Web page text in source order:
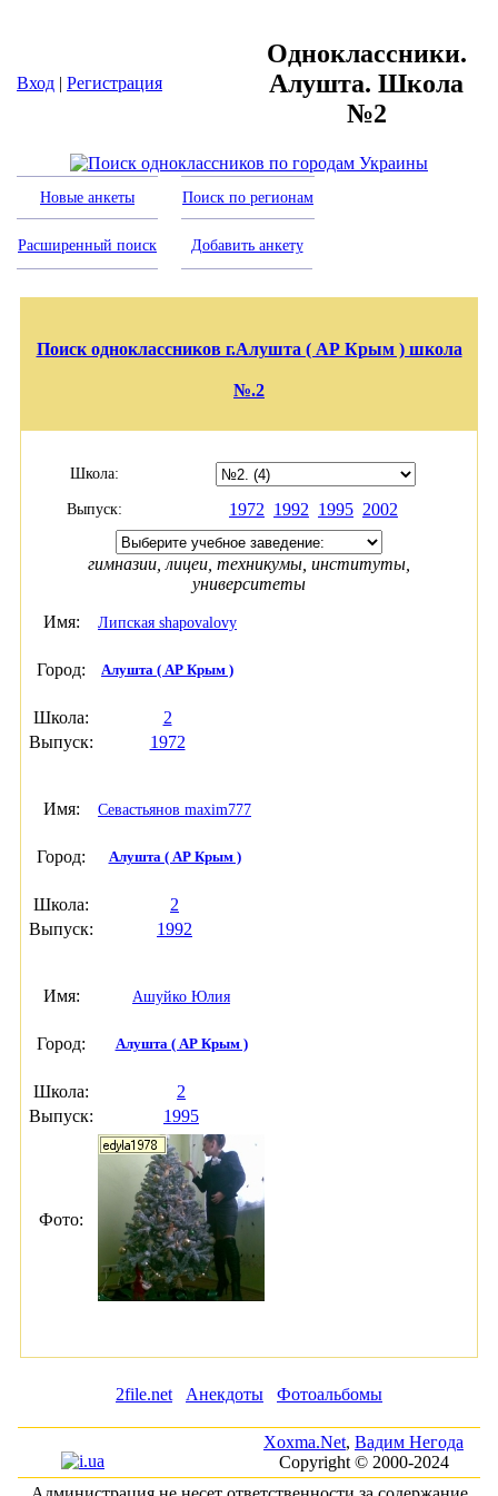
Вход | Регистрация
Одноклассники.
Алушта. Школа
№2
Новые анкеты Поиск по регионам
Расширенный поиск Добавить анкету
Поиск одноклассников г.Алушта ( АР Крым ) школа
№.2
Школа:
Выпуск: 1972 1992 1995 2002
гимназии, лицеи, техникумы, институты,
университеты
Имя:
Липская shapovalovy
Город: Алушта ( АР Крым )
Школа:
2
Выпуск:
1972
Имя: Севастьянов maxim777
Город: Алушта ( АР Крым )
Школа:
2
Выпуск:
1992
Имя: Ашуйко Юлия
Город: Алушта ( АР Крым )
Школа:
2
Выпуск:
1995
Фото:
2file.net Анекдоты Фотоальбомы
Xoxma.Net, Вадим Негода
Copyright © 2000-2024